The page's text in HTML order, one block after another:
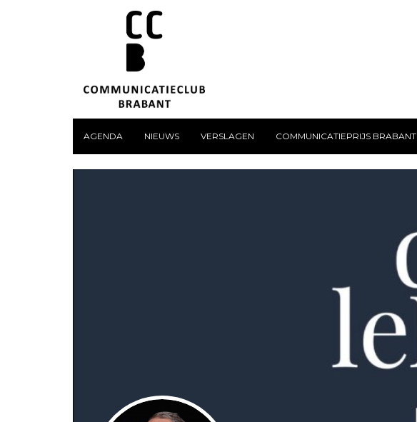
AGENDA NIEUWS VERSLAGEN COMMUNICATIEPRIJS BRABANT